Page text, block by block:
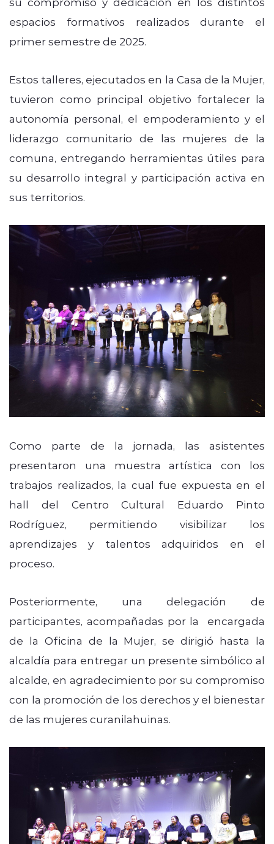
espacios formativos realizados durante el
primer semestre de 2025.
Estos talleres, ejecutados en la Casa de la Mujer,
tuvieron como principal objetivo fortalecer la
autonomía personal, el empoderamiento y el
liderazgo comunitario de las mujeres de la
comuna, entregando herramientas útiles para
su desarrollo integral y participación activa en
sus territorios.
Como parte de la jornada, las asistentes
presentaron una muestra artística con los
trabajos realizados, la cual fue expuesta en el
hall del Centro Cultural Eduardo Pinto
Rodríguez, permitiendo visibilizar los
aprendizajes y talentos adquiridos en el
proceso.
Posteriormente, una delegación de
participantes, acompañadas por la encargada
de la Oficina de la Mujer, se dirigió hasta la
alcaldía para entregar un presente simbólico al
alcalde, en agradecimiento por su compromiso
con la promoción de los derechos y el bienestar
de las mujeres curanilahuinas.